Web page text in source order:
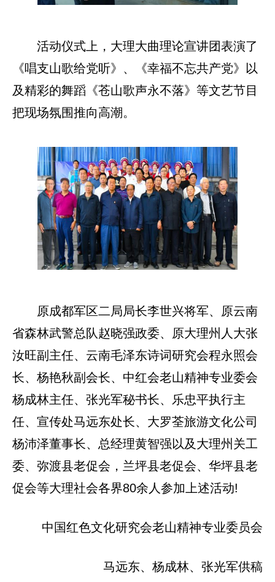
活动仪式上，大理大曲理论宣讲团表演了
《唱支山歌给党听》、《幸福不忘共产党》以
及精彩的舞蹈《苍山歌声永不落》等文艺节目
把现场氛围推向高潮。
原成都军区二局局长李世兴将军、原云南
省森林武警总队赵晓强政委、原大理州人大张
汝旺副主任、云南毛泽东诗词研究会程永照会
长、杨艳秋副会长、中红会老山精神专业委会
杨成林主任、张光军秘书长、乐忠平执行主
任、宣传处马远东处长、大罗荃旅游文化公司
杨沛泽董事长、总经理黄智强以及大理州关工
委、弥渡县老促会，兰坪县老促会、华坪县老
促会等大理社会各界80余人参加上述活动!
中国红色文化研究会老山精神专业委员会
马远东、杨成林、张光军供稿